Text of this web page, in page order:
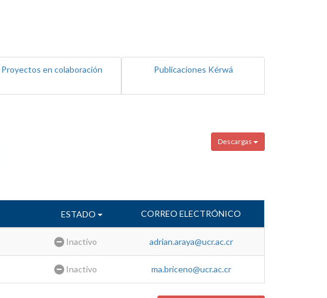
Proyectos en colaboración Publicaciones Kérwá
Descargas
ESTADO CORREO ELECTRÓNICO
Inactivo adrian.araya@ucr.ac.cr
Inactivo ma.briceno@ucr.ac.cr